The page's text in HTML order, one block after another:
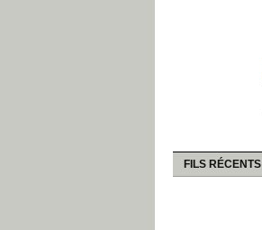
FILS RÉCENTS